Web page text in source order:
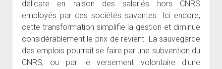
délicate en raison des salariés hors CNRS
employés par ces sociétés savantes. Ici encore,
cette transformation simplifie la gestion et diminue
considérablement le prix de revient. La sauvegarde
des emplois pourrait se faire par une subvention du
CNRS, ou par le versement volontaire d'une